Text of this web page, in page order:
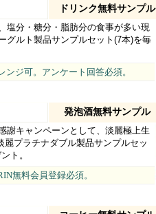
ドリンク無料サンプル
塩分・糖分・脂肪分の食事が多い現
グルト製品サンプルセット(7本)を毎
ジ可。アンケート回答必須。
発泡酒無料サンプル
謝キャンペーンとして、淡麗極上生
プラチナダブル製品サンプルセッ
ト。
無料会員登録必須。